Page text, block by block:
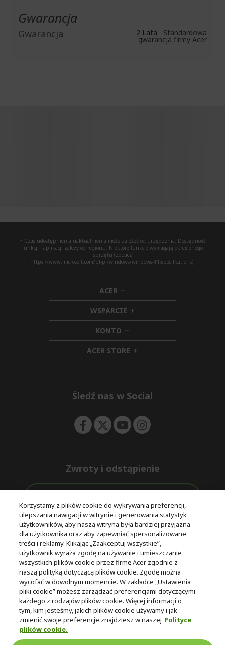
Gwarancja
Gwarancja 2 Lata Standardowa
gwarancja firmy Acer
* Czas udostępnienia uaktualnienia może zależeć od urządzenia. Dostępność
funkcji i aplikacji zależy od regionu. Niektóre funkcje wymagają określonego
sprzętu (zobacz
https://www.microsoft.com/pl-pl/windows/windows-11-specifications).
ACER h
i
d
d
e
n
WSPARCIE h
i
d
e
n
KONTO h
i
d
d
ACER STORE h
i
e
Śledź nas w Social
Zwroty i odstąpienie
Darmowa
ekspresowa
dostawa
Wsparcie
przed i po
zakupie
Bezpieczne
płatności
© 2025 Acer Inc.
Firma CPYou BV jest autoryzowanym sprzedawcą produktów i
usług oferowanych w tym sklepie.
Korzystamy z plików cookie do wykrywania preferencji,
ulepszania nawigacji w witrynie i generowania statystyk
użytkowników, aby nasza witryna była bardziej przyjazna
dla użytkownika oraz aby zapewniać spersonalizowane
treści i reklamy. Klikając „Zaakceptuj wszystkie”,
użytkownik wyraża zgodę na używanie i umieszczanie
wszystkich plików cookie przez firmę Acer zgodnie z
naszą polityką dotyczącą plików cookie. Zgodę można
wycofać w dowolnym momencie. W zakładce „Ustawienia
pliki cookie” możesz zarządzać preferencjami dotyczącymi
każdego z rodzajów plików cookie. Więcej informacji o
tym, kim jesteśmy, jakich plików cookie używamy i jak
zmienić swoje preferencje znajdziesz w naszej Polityce
plików cookie.